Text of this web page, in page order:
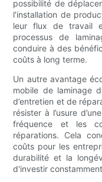
possibilité de
l'installation de
leur flux de travail
processus de
conduire à des
coûts à long terme.
Un autre avantage
mobile de laminage
d’entretien et de
résister à l’usure
fréquence et les
réparations. Cela
coûts pour les
durabilité et la
d'investir